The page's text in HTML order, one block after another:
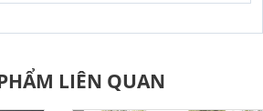
LIÊN QUAN